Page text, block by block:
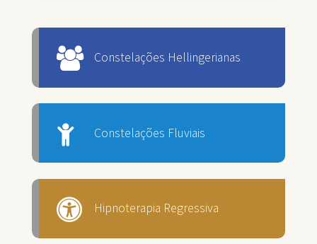
Constelações Hellingerianas
Constelações Fluviais
Hipnoterapia Regressiva